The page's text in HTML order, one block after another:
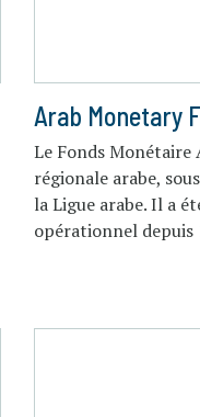
Arab Monetary
Le Fonds
régionale arabe,
la Ligue arabe. Il a
opérationnel depuis